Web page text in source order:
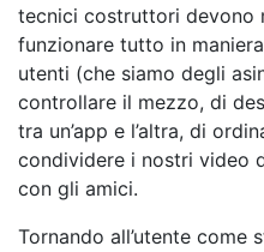
tecnici costruttori devono
funzionare tutto in
utenti (che siamo degli
controllare il mezzo, di
tra un’app e l’altra, di
condividere i nostri video
con gli amici.
Tornando all’utente come